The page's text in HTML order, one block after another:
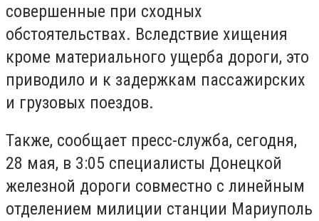
совершенные при сходных
обстоятельствах. Вследствие хищения
кроме материального ущерба дороги, это
приводило и к задержкам пассажирских
и грузовых поездов.
Также, сообщает пресс-служба, сегодня,
28 мая, в 3:05 специалисты Донецкой
железной дороги совместно с линейным
отделением милиции станции Мариуполь